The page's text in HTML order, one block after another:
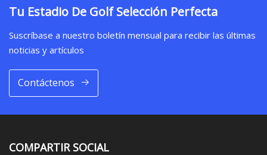
Tu Estadio De Golf Selección Perfecta
Suscríbase a nuestro boletín mensual para recibir las últimas
noticias y artículos
Contáctenos
COMPARTIR SOCIAL